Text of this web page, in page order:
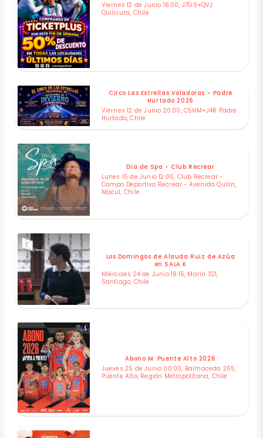
Viernes 12 de Junio 18:00, J7G9+QVJ
Quilicura, Chile
Circo Las Estrellas Voladoras - Padre
Hurtado 2026
Viernes 12 de Junio 20:00, C5HM+J4R Padre
Hurtado, Chile
Dia de Spa - Club Recrear
Lunes 15 de Junio 12:00, Club Recrear -
Campo Deportivo Recrear - Avenida Quilin,
Macul, Chile
Los Domingos de Alauda Ruiz de Azúa
en SALA K
Miércoles 24 de Junio 18:15, Marín 321,
Santiago, Chile
Abono M. Puente Alto 2026
Jueves 25 de Junio 00:00, Balmaceda 265,
Puente Alto, Región Metropolitana, Chile